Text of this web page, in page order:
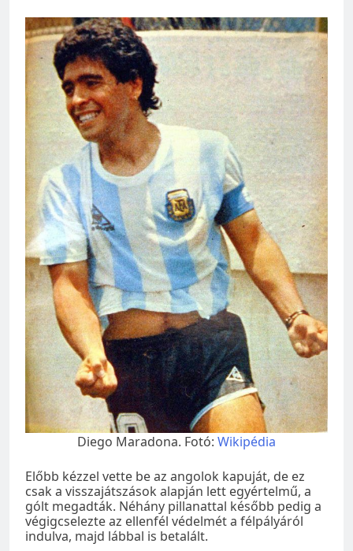
Diego Maradona. Fotó: Wikipédia
Előbb kézzel vette be az angolok kapuját, de ez
csak a visszajátszások alapján lett egyértelmű, a
gólt megadták. Néhány pillanattal később pedig a
végigcselezte az ellenfél védelmét a félpályáról
indulva, majd lábbal is betalált.